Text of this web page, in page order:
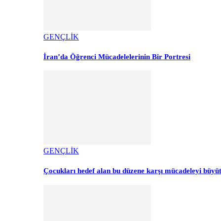
GENÇLİK
İran’da Öğrenci Mücadelelerinin Bir Portresi
GENÇLİK
Çocukları hedef alan bu düzene karşı mücadeleyi